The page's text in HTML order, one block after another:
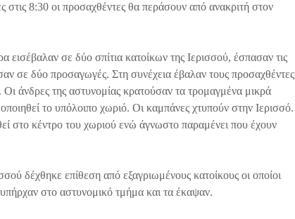
8:30 οι προσαχθέντες θα περάσουν από ανακριτή στον
σε δύο σπίτια κατοίκων της Ιερισσού, έσπασαν τις
σε δύο προσαγωγές. Στη συνέχεια έβαλαν τους προσαχθέντες
Οι άνδρες της αστυνομίας κρατούσαν τα τρομαγμένα μικρά
το υπόλοιπο χωριό. Οι καμπάνες χτυπούν στην Ιερισσό.
στο κέντρο του χωριού ενώ άγνωστο παραμένει που έχουν
δέχθηκε επίθεση από εξαγριωμένους κατοίκους οι οποίοι
στο αστυνομικό τμήμα και τα έκαψαν.